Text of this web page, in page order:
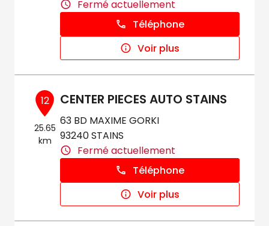
Fermé actuellement
Téléphone
Voir plus
12
25.65
km
CENTER PIECES AUTO STAINS
63 BD MAXIME GORKI
93240 STAINS
Fermé actuellement
Téléphone
Voir plus